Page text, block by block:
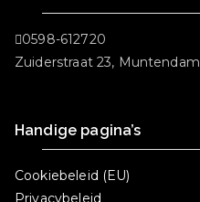
0598-612720
Zuiderstraat 23, Muntendam
Handige pagina’s
Cookiebeleid (EU)
Privacybeleid